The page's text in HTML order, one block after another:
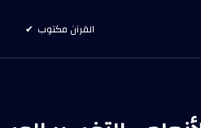
القرآن مكتوب